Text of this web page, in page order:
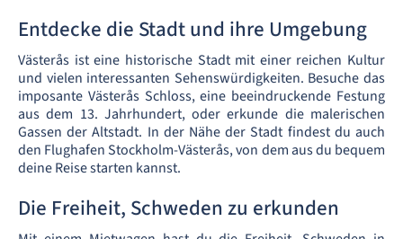
Entdecke die Stadt und ihre Umgebung
Västerås ist eine historische Stadt mit einer reichen Kultur
und vielen interessanten Sehenswürdigkeiten. Besuche das
imposante Västerås Schloss, eine beeindruckende Festung
aus dem 13. Jahrhundert, oder erkunde die malerischen
Gassen der Altstadt. In der Nähe der Stadt findest du auch
den Flughafen Stockholm-Västerås, von dem aus du bequem
deine Reise starten kannst.
Die Freiheit, Schweden zu erkunden